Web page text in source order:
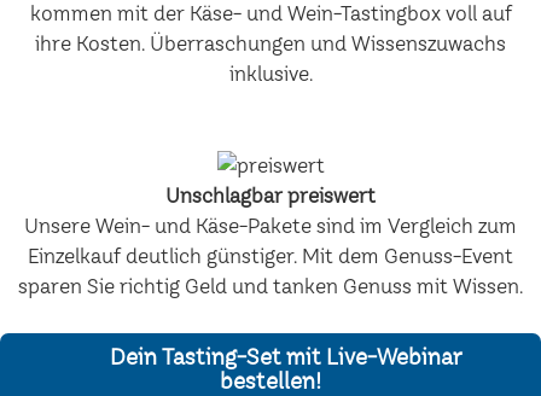
kommen mit der Käse- und Wein-Tastingbox voll auf
ihre Kosten. Überraschungen und Wissenszuwachs
inklusive.
Unschlagbar preiswert
Unsere Wein- und Käse-Pakete sind im Vergleich zum
Einzelkauf deutlich günstiger. Mit dem Genuss-Event
sparen Sie richtig Geld und tanken Genuss mit Wissen.
Dein Tasting-Set mit Live-Webinar
bestellen!